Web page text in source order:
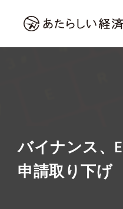
バイナンス、
申請取り下げ